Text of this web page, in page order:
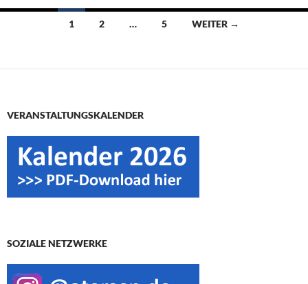
Beitragsnavigation
1 2 … 5 WEITER →
VERANSTALTUNGSKALENDER
SOZIALE NETZWERKE